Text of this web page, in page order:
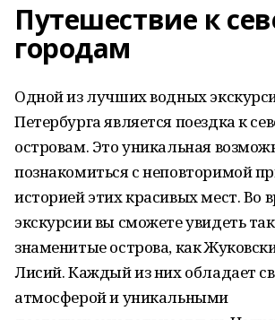
Путешествие к
городам
Одной из лучших водных
Петербурга является поездка к
островам. Это уникальная
познакомиться с неповторимой
историей этих красивых мест. Во
экскурсии вы сможете увидеть
знаменитые острова, как
Лисий. Каждый из них обладает
атмосферой и уникальными